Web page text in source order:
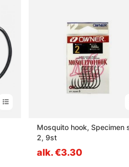
Mosquito hook, Specimen
2, 9st
alk. €3.30